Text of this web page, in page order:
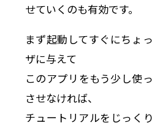
せていくのも有効です。
まず起動してすぐにちょ
ザに与えて
このアプリをもう少し使
させなければ、
チュートリアルをじっく